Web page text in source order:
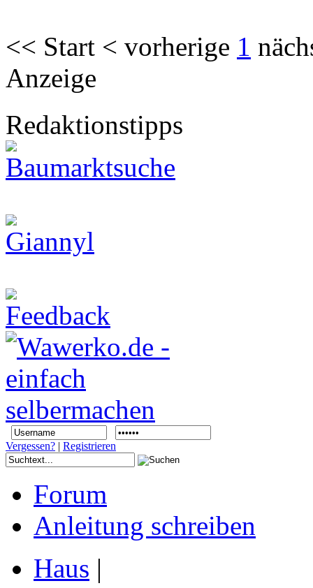
<< Start < vorherige 1
Anzeige
Redaktionstipps
Vergessen? | Registrieren
Forum
Anleitung schreiben
Haus |